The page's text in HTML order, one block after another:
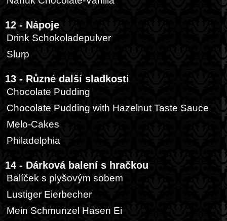
12 - Nápoje
Drink Schokoladepulver
Slurp
13 - Různé další sladkosti
Chocolate Pudding
Chocolate Pudding with Hazelnut Taste Sauce
Melo-Cakes
Philadelphia
14 - Dárková balení s hračkou
Balíček s plyšovým sobem
Lustiger Eierbecher
Mein Schmunzel Hasen Ei